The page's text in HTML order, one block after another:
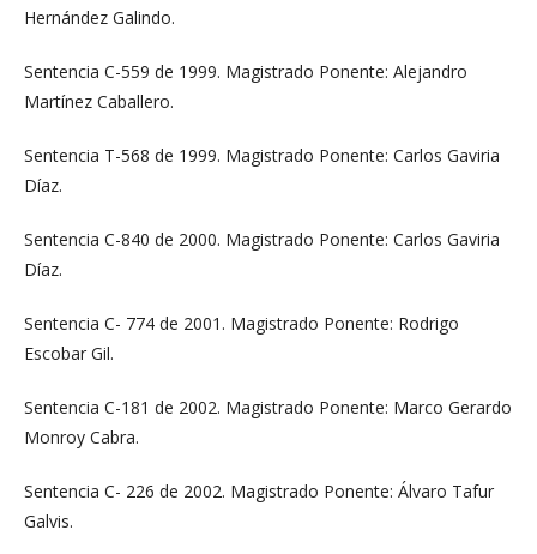
Hernández Galindo.
Sentencia C-559 de 1999. Magistrado Ponente: Alejandro
Martínez Caballero.
Sentencia T-568 de 1999. Magistrado Ponente: Carlos Gaviria
Díaz.
Sentencia C-840 de 2000. Magistrado Ponente: Carlos Gaviria
Díaz.
Sentencia C- 774 de 2001. Magistrado Ponente: Rodrigo
Escobar Gil.
Sentencia C-181 de 2002. Magistrado Ponente: Marco Gerardo
Monroy Cabra.
Sentencia C- 226 de 2002. Magistrado Ponente: Álvaro Tafur
Galvis.